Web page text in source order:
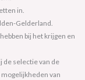
in.
Gelderland.
bij het krijgen en
de selectie van de
van